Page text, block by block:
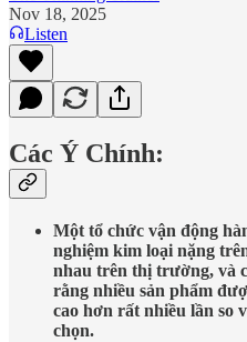
Nov 18, 2025
Listen
Các Ý Chính:
Một tổ chức vận động
nghiệm kim loại nặng
nhau trên thị trường, và
rằng nhiều sản phẩm
cao hơn rất nhiều lần so
chọn.